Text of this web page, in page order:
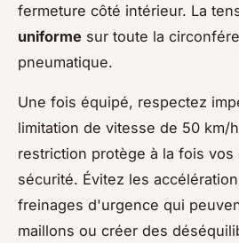
fermeture côté intérieur. La
uniforme sur toute la
pneumatique.
Une fois équipé, respectez
limitation de vitesse de 50 km/
restriction protège à la fois vos
sécurité. Évitez les
freinages d'urgence qui
maillons ou créer des